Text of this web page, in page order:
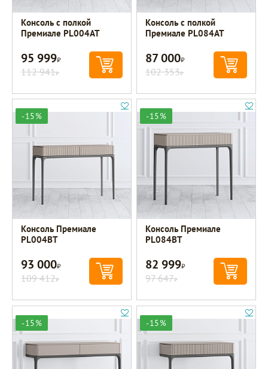
Консоль с полкой
Премиале PL004AT
95 999Р
112 941Р
Консоль с полкой
Премиале PL084AT
87 000Р
102 353Р
-15%
Консоль Премиале
PL004BT
93 000Р
109 412Р
-15%
Консоль Премиале
PL084BT
82 999Р
97 647Р
-15% -15%